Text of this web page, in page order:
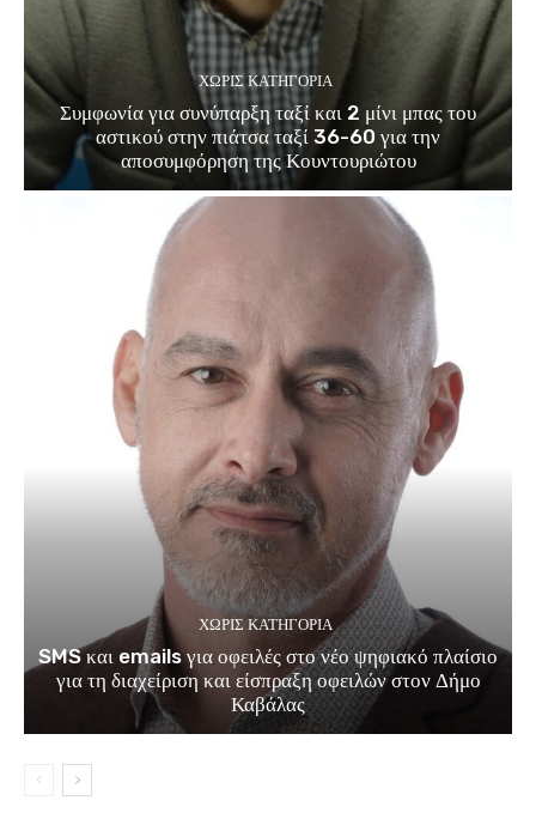
ΧΩΡΊΣ ΚΑΤΗΓΟΡΊΑ
Συμφωνία για συνύπαρξη ταξί και 2 μίνι μπας του
αστικού στην πιάτσα ταξί 36-60 για την
αποσυμφόρηση της Κουντουριώτου
ΧΩΡΊΣ ΚΑΤΗΓΟΡΊΑ
SMS και emails για οφειλές στο νέο ψηφιακό πλαίσιο
για τη διαχείριση και είσπραξη οφειλών στον Δήμο
Καβάλας